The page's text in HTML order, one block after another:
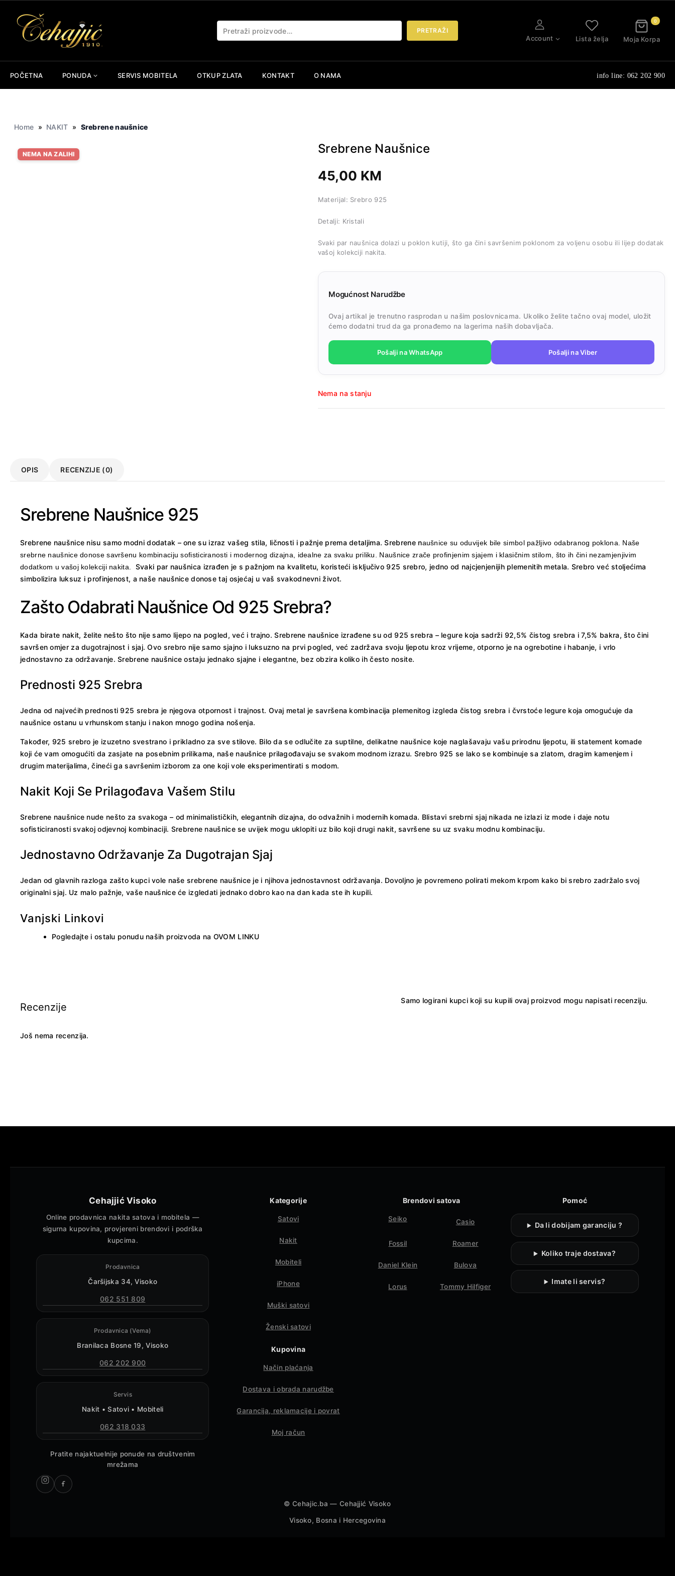
content
PRETRAŽI
Account Lista želja
0
Moja Korpa
POČETNA PONUDA SERVIS MOBITELA OTKUP ZLATA KONTAKT O NAMA info line: 062 202 900
Home » NAKIT » Srebrene naušnice
NEMA NA ZALIHI Srebrene Naušnice
45,00 KM
Materijal: Srebro 925
Detalji: Kristali
Svaki par naušnica dolazi u poklon kutiji, što ga čini savršenim poklonom za voljenu osobu ili lijep dodatak
vašoj kolekciji nakita.
Mogućnost Narudžbe
Ovaj artikal je trenutno rasprodan u našim poslovnicama. Ukoliko želite tačno ovaj model, uložit
ćemo dodatni trud da ga pronađemo na lagerima naših dobavljača.
Pošalji na WhatsApp Pošalji na Viber
Nema na stanju
OPIS RECENZIJE (0)
Srebrene Naušnice 925
Srebrene naušnice nisu samo modni dodatak – one su izraz vašeg stila, ličnosti i pažnje prema detaljima. Srebrene naušnice su oduvijek bile simbol pažljivo odabranog poklona. Naše
srebrne naušnice donose savršenu kombinaciju sofisticiranosti i modernog dizajna, idealne za svaku priliku. Naušnice zrače profinjenim sjajem i klasičnim stilom, što ih čini nezamjenjivim
dodatkom u vašoj kolekciji nakita. Svaki par naušnica izrađen je s pažnjom na kvalitetu, koristeći isključivo 925 srebro, jedno od najcjenjenijih plemenitih metala. Srebro već stoljećima
simbolizira luksuz i profinjenost, a naše naušnice donose taj osjećaj u vaš svakodnevni život.
Zašto Odabrati Naušnice Od 925 Srebra?
Kada birate nakit, želite nešto što nije samo lijepo na pogled, već i trajno. Srebrene naušnice izrađene su od 925 srebra – legure koja sadrži 92,5% čistog srebra i 7,5% bakra, što čini
savršen omjer za dugotrajnost i sjaj. Ovo srebro nije samo sjajno i luksuzno na prvi pogled, već zadržava svoju ljepotu kroz vrijeme, otporno je na ogrebotine i habanje, i vrlo
jednostavno za održavanje. Srebrene naušnice ostaju jednako sjajne i elegantne, bez obzira koliko ih često nosite.
Prednosti 925 Srebra
Jedna od najvećih prednosti 925 srebra je njegova otpornost i trajnost. Ovaj metal je savršena kombinacija plemenitog izgleda čistog srebra i čvrstoće legure koja omogućuje da
naušnice ostanu u vrhunskom stanju i nakon mnogo godina nošenja.
Također, 925 srebro je izuzetno svestrano i prikladno za sve stilove. Bilo da se odlučite za suptilne, delikatne naušnice koje naglašavaju vašu prirodnu ljepotu, ili statement komade
koji će vam omogućiti da zasjate na posebnim prilikama, naše naušnice prilagođavaju se svakom modnom izrazu. Srebro 925 se lako se kombinuje sa zlatom, dragim kamenjem i
drugim materijalima, čineći ga savršenim izborom za one koji vole eksperimentirati s modom.
Nakit Koji Se Prilagođava Vašem Stilu
Srebrene naušnice nude nešto za svakoga – od minimalističkih, elegantnih dizajna, do odvažnih i modernih komada. Blistavi srebrni sjaj nikada ne izlazi iz mode i daje notu
sofisticiranosti svakoj odjevnoj kombinaciji. Srebrene naušnice se uvijek mogu uklopiti uz bilo koji drugi nakit, savršene su uz svaku modnu kombinaciju.
Jednostavno Održavanje Za Dugotrajan Sjaj
Jedan od glavnih razloga zašto kupci vole naše srebrene naušnice je i njihova jednostavnost održavanja. Dovoljno je povremeno polirati mekom krpom kako bi srebro zadržalo svoj
originalni sjaj. Uz malo pažnje, vaše naušnice će izgledati jednako dobro kao na dan kada ste ih kupili.
Vanjski Linkovi
Pogledajte i ostalu ponudu naših proizvoda na OVOM LINKU
Recenzije
Još nema recenzija.
Samo logirani kupci koji su kupili ovaj proizvod mogu napisati recenziju.
Cehajjić Visoko
Online prodavnica nakita satova i mobitela —
sigurna kupovina, provjereni brendovi i podrška
kupcima.
Prodavnica
Čaršijska 34, Visoko
062 551 809
Prodavnica (Vema)
Branilaca Bosne 19, Visoko
062 202 900
Servis
Nakit • Satovi • Mobiteli
062 318 033
Pratite najaktuelnije ponude na društvenim
mrežama
Kategorije
Satovi
Nakit
Mobiteli
iPhone
Muški satovi
Ženski satovi
Kupovina
Način plaćanja
Dostava i obrada narudžbe
Garancija, reklamacije i povrat
Moj račun
Brendovi satova
Seiko Casio
Fossil Roamer
Daniel Klein Bulova
Lorus Tommy Hilfiger
Pomoć
Da li dobijam garanciju ?
Koliko traje dostava?
Imate li servis?
©Cehajic.ba — Cehajjić Visoko
Visoko, Bosna i Hercegovina